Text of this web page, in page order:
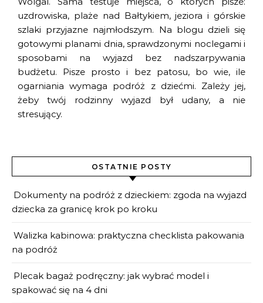
uzdrowiska, plaże nad Bałtykiem, jeziora i górskie
szlaki przyjazne najmłodszym. Na blogu dzieli się
gotowymi planami dnia, sprawdzonymi noclegami i
sposobami na wyjazd bez nadszarpywania
budżetu. Pisze prosto i bez patosu, bo wie, ile
ogarniania wymaga podróż z dziećmi. Zależy jej,
żeby twój rodzinny wyjazd był udany, a nie
stresujący.
OSTATNIE POSTY
Dokumenty na podróż z dzieckiem: zgoda na wyjazd
dziecka za granicę krok po kroku
Walizka kabinowa: praktyczna checklista pakowania
na podróż
Plecak bagaż podręczny: jak wybrać model i
spakować się na 4 dni